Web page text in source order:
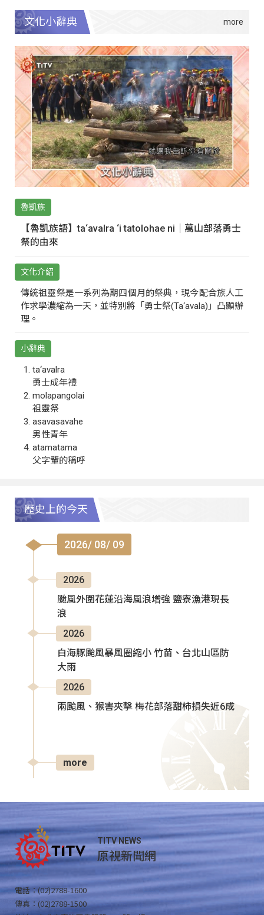
文化小辭典
魯凱族
【魯凱族語】ta‘avalra ‘i tatolohae ni｜萬山部落勇士
祭的由來
文化介紹
傳統祖靈祭是一系列為期四個月的祭典，現今配合族人工
作求學濃縮為一天，並特別將「勇士祭(Ta‘avala)」凸顯辦
理。
小辭典
ta‘avalra
勇士成年禮
molapangolai
祖靈祭
asavasavahe
男性青年
atamatama
父字輩的稱呼
歷史上的今天
2026/ 08/ 09
2026
颱風外圍花蓮沿海風浪增強 鹽寮漁港現長
浪
2026
白海豚颱風暴風圈縮小 竹苗、台北山區防
大雨
2026
兩颱風、猴害夾擊 梅花部落甜柿損失近6成
more
TITV NEWS
原視新聞網
電話：(02)2788-1600
傳真：(02)2788-1500